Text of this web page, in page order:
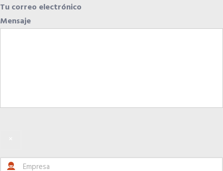
Tu correo electrónico
Mensaje